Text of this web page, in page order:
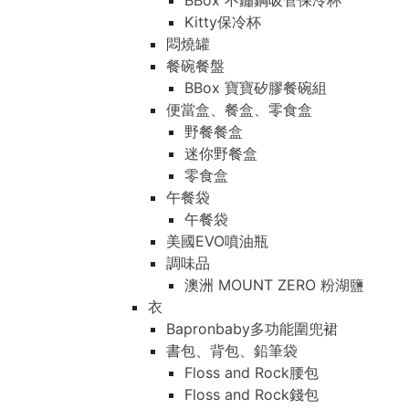
Kitty保冷杯
悶燒罐
餐碗餐盤
BBox 寶寶矽膠餐碗組
便當盒、餐盒、零食盒
野餐餐盒
迷你野餐盒
零食盒
午餐袋
午餐袋
美國EVO噴油瓶
調味品
澳洲 MOUNT ZERO 粉湖鹽
衣
Bapronbaby多功能圍兜裙
書包、背包、鉛筆袋
Floss and Rock腰包
Floss and Rock錢包